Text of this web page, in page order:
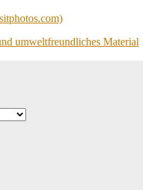
umweltfreundliches Material